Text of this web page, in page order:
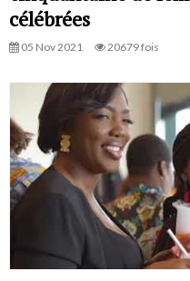
célébrées
05 Nov 2021 20679 fois